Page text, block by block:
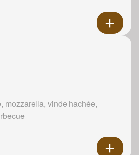
mozzarella, vinde hachée,